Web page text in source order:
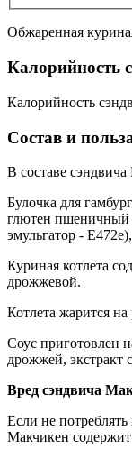
Обжаренная
Калорийность
Калорийность
Состав и
В составе
Булочка для
глютен пшеничный
эмульгатор -
Куриная котлета
дрожжевой.
Котлета жарится
Соус приготовлен
дрожжей, экстракт
Вред сэндвича
Если не
Макчикен